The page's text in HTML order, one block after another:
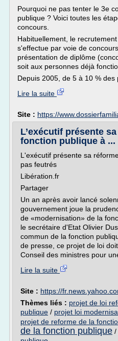
Pourquoi ne pas tenter le 3e
publique ? Voici toutes les
concours.
Habituellement, le
s'effectue par voie de
pré­sentation de diplôme
soit aux personnes déjà
Depuis 2005, de 5 à 10 % des
Lire la suite
Site : https://
L’exécutif présente
fonction publique à ...
L'exécutif présente sa
pas feutrés
Libération.fr
Partager
Un an après avoir lancé
gouvernement joue la
de «modernisation» de la
le secrétaire d'Etat Olivier
commun de la fonction
de presse, ce projet de loi
Conseil des ministres pour
Lire la suite
Site : https://
Thèmes liés : projet de loi
publique / projet loi
projet de reforme de la
de la fonction publique /